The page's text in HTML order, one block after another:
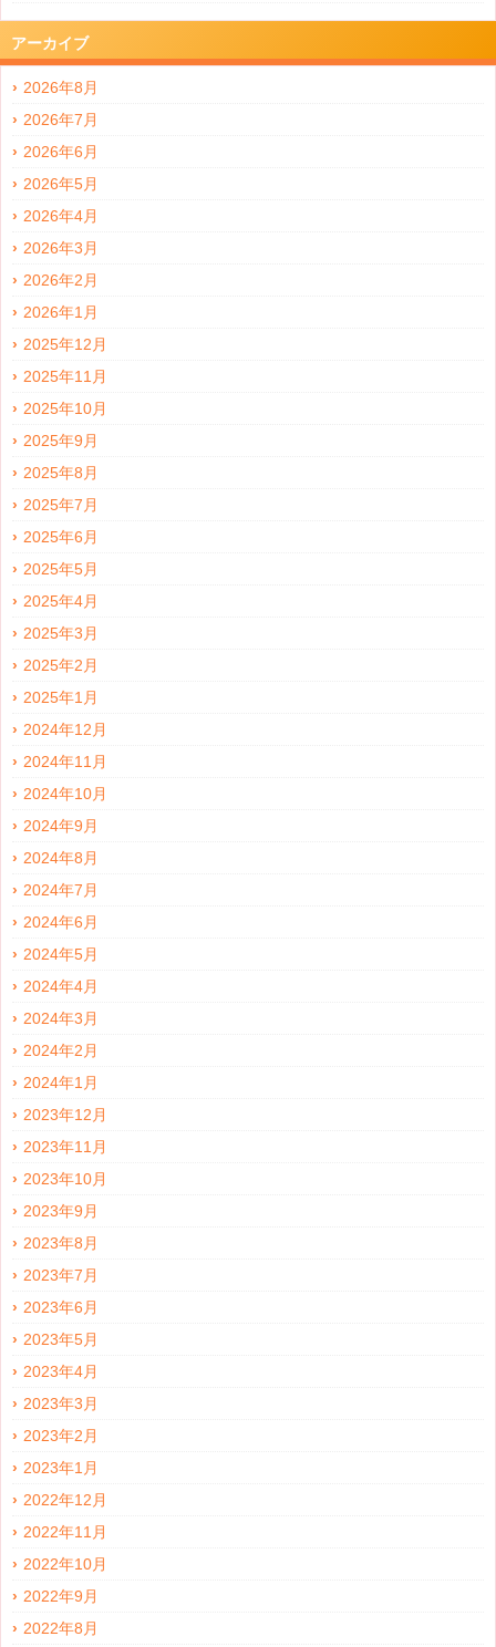
アーカイブ
2026年8月
2026年7月
2026年6月
2026年5月
2026年4月
2026年3月
2026年2月
2026年1月
2025年12月
2025年11月
2025年10月
2025年9月
2025年8月
2025年7月
2025年6月
2025年5月
2025年4月
2025年3月
2025年2月
2025年1月
2024年12月
2024年11月
2024年10月
2024年9月
2024年8月
2024年7月
2024年6月
2024年5月
2024年4月
2024年3月
2024年2月
2024年1月
2023年12月
2023年11月
2023年10月
2023年9月
2023年8月
2023年7月
2023年6月
2023年5月
2023年4月
2023年3月
2023年2月
2023年1月
2022年12月
2022年11月
2022年10月
2022年9月
2022年8月